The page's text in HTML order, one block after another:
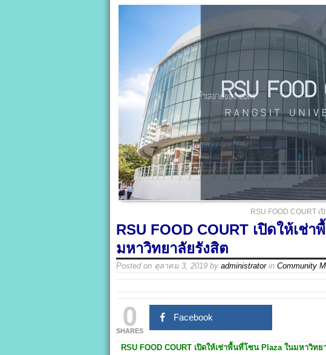
RSU FOOD COURT เ
RSU FOOD COURT เปิดให้เช่
มหาวิทยาลัยรังสิต
Posted on ตุลาคม 3, 2019 by administratorin Community
0
SHARES
Facebook
RSU FOOD COURT เปิดให้เช่าพื้นที่โซน Plaza ในมหาวิทย